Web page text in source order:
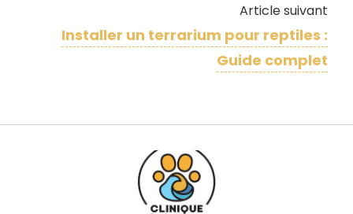
Article suivant
Installer un terrarium pour reptiles :
Guide complet